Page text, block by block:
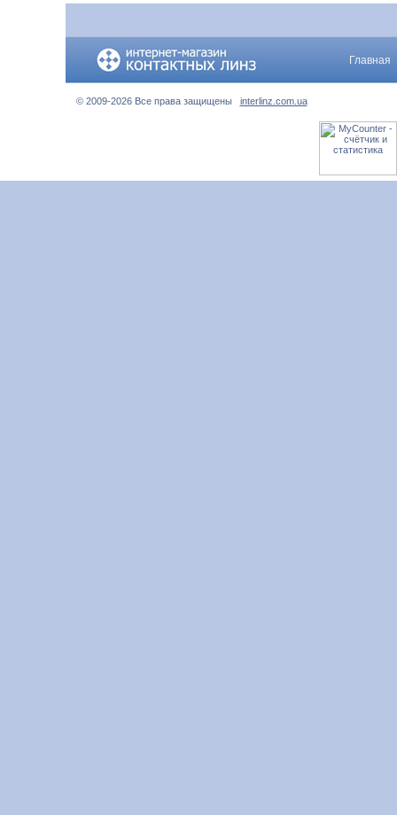
Главная
© 2009-2026 Все права защищены interlinz.com.ua